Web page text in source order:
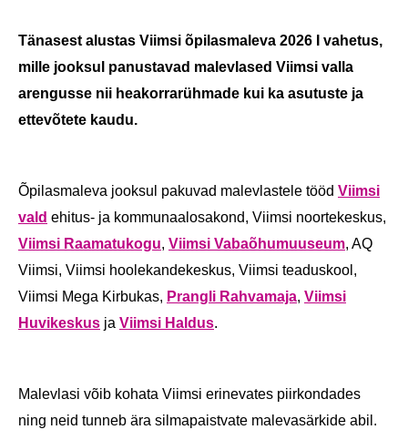
Tänasest alustas Viimsi õpilasmaleva 2026 I vahetus,
mille jooksul panustavad malevlased Viimsi valla
arengusse nii heakorrarühmade kui ka asutuste ja
ettevõtete kaudu.
Õpilasmaleva jooksul pakuvad malevlastele tööd Viimsi
vald ehitus- ja kommunaalosakond, Viimsi noortekeskus,
Viimsi Raamatukogu, Viimsi Vabaõhumuuseum, AQ
Viimsi, Viimsi hoolekandekeskus, Viimsi teaduskool,
Viimsi Mega Kirbukas, Prangli Rahvamaja, Viimsi
Huvikeskus ja Viimsi Haldus.
Malevlasi võib kohata Viimsi erinevates piirkondades
ning neid tunneb ära silmapaistvate malevasärkide abil.